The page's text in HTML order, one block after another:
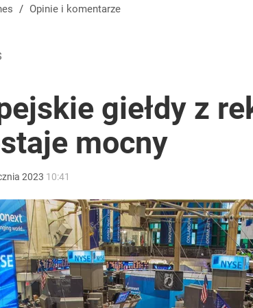
/ Opinie i komentarze
giełdy z
mocny
2023 10:41